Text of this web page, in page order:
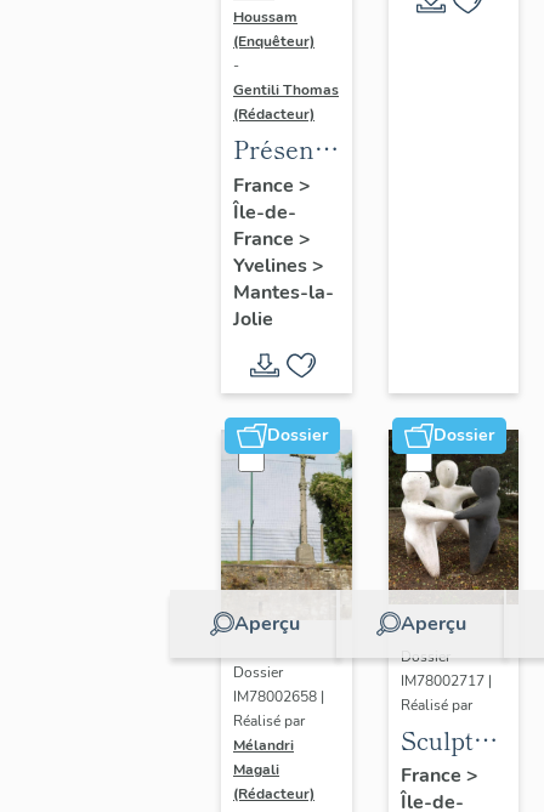
Houssam
(Enquêteur)
-
Gentili Thomas
(Rédacteur)
Présentation
de
l'étude
France >
Île-de-
France >
Yvelines>
Mantes-la-
Jolie
Dossier
Aperçu
Dossier
IM78002658 |
Réalisé par
Mélandri
Magali
(Rédacteur)
Dossier
Aperçu
Dossier
IM78002717 |
Réalisé par
Sculpture
: la
France >
Île-de-